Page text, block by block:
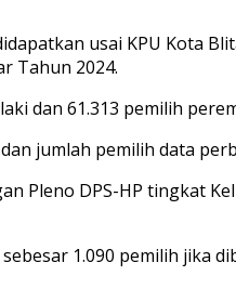
usai KPU Kota
Tahun 2024.
dan 61.313 pemilih
jumlah pemilih data
Pleno DPS-HP tingkat
1.090 pemilih jika